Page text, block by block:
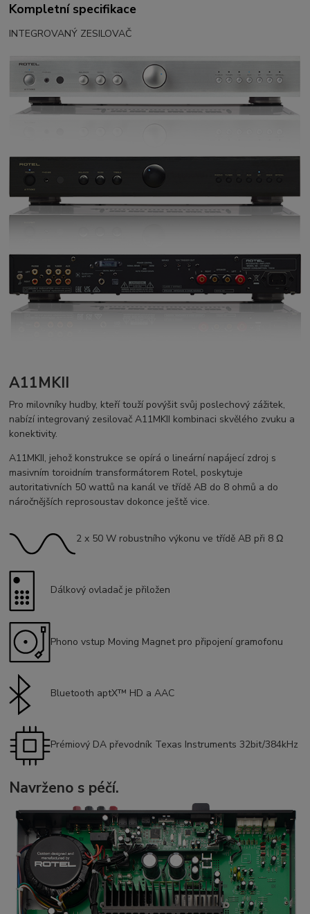
Kompletní specifikace
INTEGROVANÝ ZESILOVAČ
A11MKII
Pro milovníky hudby, kteří touží povýšit svůj poslechový zážitek,
nabízí integrovaný zesilovač A11MKII kombinaci skvělého zvuku a
konektivity.
A11MKII, jehož konstrukce se opírá o lineární napájecí zdroj s
masivním toroidním transformátorem Rotel, poskytuje
autoritativních 50 wattů na kanál ve třídě AB do 8 ohmů a do
náročnějších reprosoustav dokonce ještě vice.
2 x 50 W robustního výkonu ve třídě AB při 8 Ω
Dálkový ovladač je přiložen
Phono vstup Moving Magnet pro připojení gramofonu
Bluetooth aptX™ HD a AAC
Prémiový DA převodník Texas Instruments 32bit/384kHz
Navrženo s péčí.